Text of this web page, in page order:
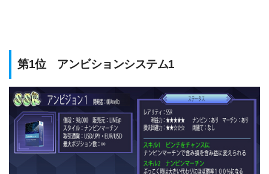
第1位 アンビションシステム1